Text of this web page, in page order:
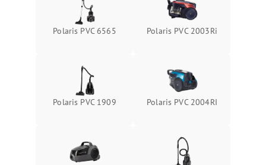
Polaris PVC 6565 Polaris PVC 2003Ri
Polaris PVC 1909 Polaris PVC 2004RI